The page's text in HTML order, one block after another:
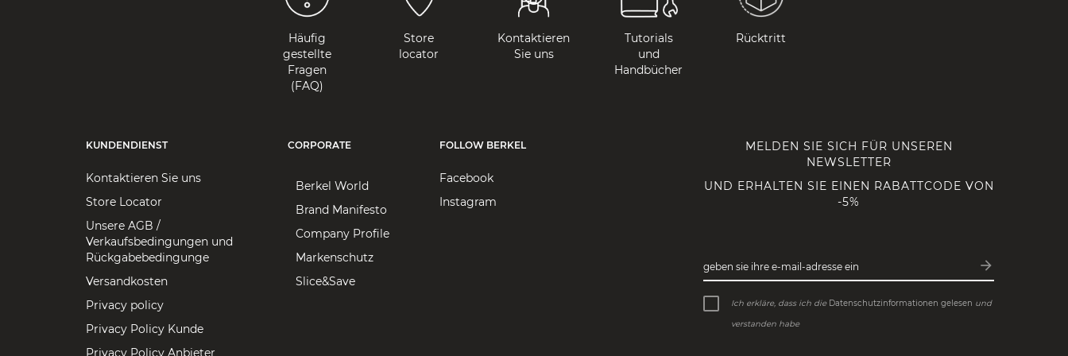
Häufig
gestellte
Fragen
(FAQ)
Store
locator
Kontaktieren
Sie uns
Tutorials
und
Handbücher
Rücktritt
KUNDENDIENST
Kontaktieren Sie uns
Store Locator
Unsere AGB /
Verkaufsbedingungen und
Rückgabebedingunge
Versandkosten
Privacy policy
Privacy Policy Kunde
Privacy Policy Anbieter
CORPORATE
Berkel World
Brand Manifesto
Company Profile
Markenschutz
Slice&Save
FOLLOW BERKEL
Facebook
Instagram
MELDEN SIE SICH FÜR UNSEREN
NEWSLETTER
UND ERHALTEN SIE EINEN RABATTCODE VON
-5%
geben sie ihre e-mail-adresse ein arrow_forward
Abonnieren
Ich erkläre, dass ich die Datenschutzinformationen gelesen und
verstanden habe